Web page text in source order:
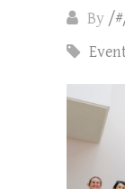
By /